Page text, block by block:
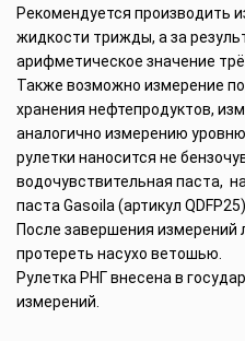
Рекомендуется производить
жидкости трижды, а за
арифметическое значение
Также возможно измерение
хранения нефтепродуктов,
аналогично измерению
рулетки наносится не
водочувствительная паста,
паста Gasoila (артикул
После завершения измерений
протереть насухо ветошью.
Рулетка РНГ внесена в
измерений.